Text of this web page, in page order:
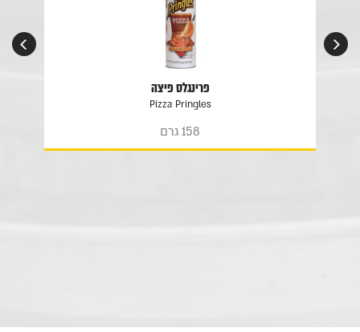
פרינגלס פיצה
Pizza Pringles
158 גרם